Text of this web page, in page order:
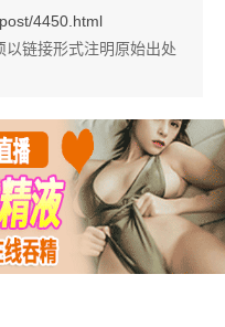
4450.html
以链接形式注明原始出处